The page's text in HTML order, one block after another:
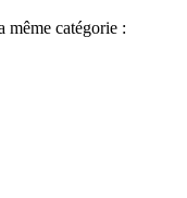
même catégorie :